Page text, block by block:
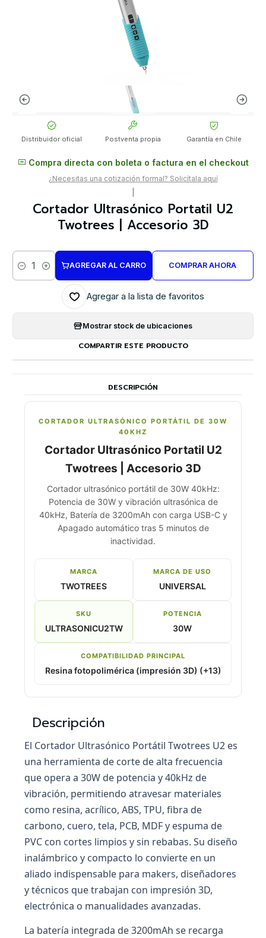
Distribuidor oficial Postventa propia Garantía en Chile
Compra directa con boleta o factura en el checkout
¿Necesitas una cotización formal? Solicítala aquí
Cortador Ultrasónico Portatil U2
Twotrees | Accesorio 3D
Cantidad
AGREGAR AL CARRO COMPRAR AHORA
Agregar a la lista de favoritos
Mostrar stock de ubicaciones
COMPARTIR ESTE PRODUCTO
DESCRIPCIÓN
CORTADOR ULTRASÓNICO PORTÁTIL DE 30W
40KHZ
Cortador Ultrasónico Portatil U2
Twotrees | Accesorio 3D
Cortador ultrasónico portátil de 30W 40kHz:
Potencia de 30W y vibración ultrasónica de
40kHz, Batería de 3200mAh con carga USB-C y
Apagado automático tras 5 minutos de
inactividad.
MARCA
TWOTREES
MARCA DE USO
UNIVERSAL
SKU
ULTRASONICU2TW
POTENCIA
30W
COMPATIBILIDAD PRINCIPAL
Resina fotopolimérica (impresión 3D) (+13)
Descripción
El Cortador Ultrasónico Portátil Twotrees U2 es
una herramienta de corte de alta frecuencia
que opera a 30W de potencia y 40kHz de
vibración, permitiendo atravesar materiales
como resina, acrílico, ABS, TPU, fibra de
carbono, cuero, tela, PCB, MDF y espuma de
PVC con cortes limpios y sin rebabas. Su diseño
inalámbrico y compacto lo convierte en un
aliado indispensable para makers, diseñadores
y técnicos que trabajan con impresión 3D,
electrónica o manualidades avanzadas.
La batería integrada de 3200mAh se recarga